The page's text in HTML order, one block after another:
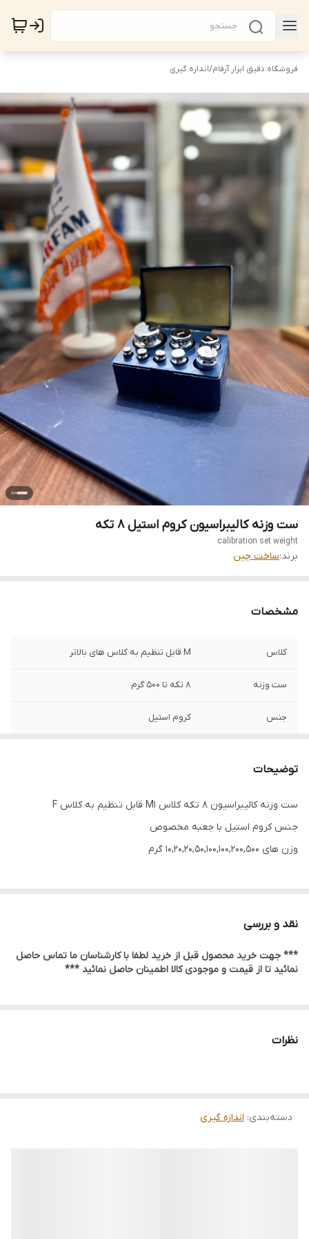
فروشگاه دقیق ابزار آرفام/اندازه گیری
ست وزنه کالیبراسیون کروم استیل 8 تکه
calibration set weight
برند:ساخت چین
مشخصات
کلاس M قابل تنظیم به کلاس های بالاتر
ست وزنه 8 تکه تا 500 گرم
جنس کروم استیل
توضیحات
ست وزنه کالیبراسیون 8 تکه کلاس M1 قابل تنظیم به کلاس F
جنس کروم استیل با جعبه مخصوص
وزن های 10,20,20,50,100,100,200,500 گرم
نقد و بررسی
*** جهت خرید محصول قبل از خرید لطفا با کارشناسان ما تماس حاصل
نمائید تا از قیمت و موجودی کالا اطمینان حاصل نمائید ***
نظرات
دسته‌بندی: اندازه گیری